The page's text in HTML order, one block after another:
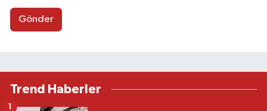
Gönder
Trend Haberler
1